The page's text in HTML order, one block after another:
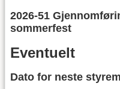
2026-51
sommerfest
Eventuelt
Dato for neste